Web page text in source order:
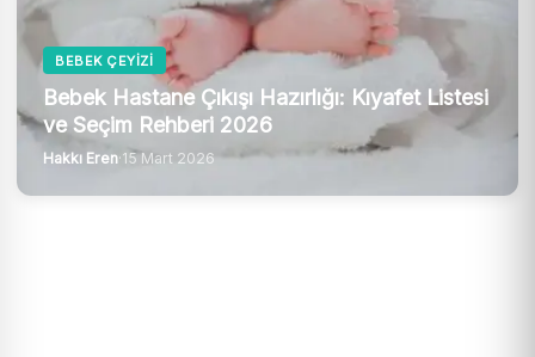
BEBEK ÇEYIZI
Bebek Hastane Çıkışı Hazırlığı: Kıyafet Listesi
ve Seçim Rehberi 2026
Hakkı Eren·15 Mart 2026